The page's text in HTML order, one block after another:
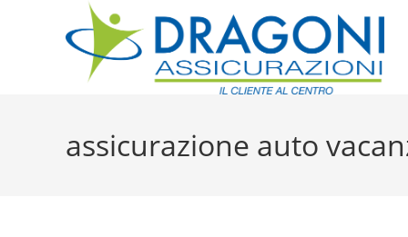
assicurazione auto